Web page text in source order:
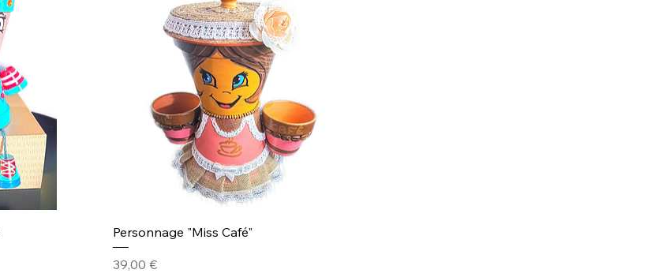
Personnage "Miss Café"
Prix
39,00 €